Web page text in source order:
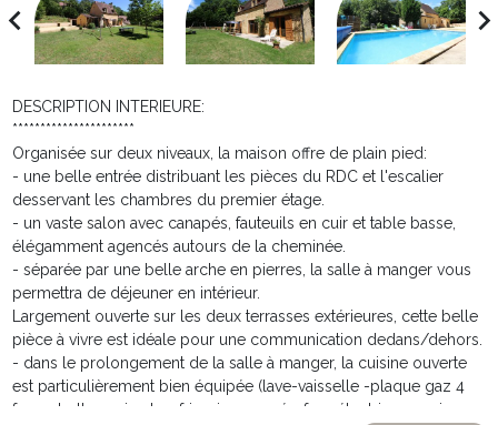
DESCRIPTION INTERIEURE:
**********************
Organisée sur deux niveaux, la maison offre de plain pied:
- une belle entrée distribuant les pièces du RDC et l'escalier
desservant les chambres du premier étage.
- un vaste salon avec canapés, fauteuils en cuir et table basse,
élégamment agencés autours de la cheminée.
- séparée par une belle arche en pierres, la salle à manger vous
permettra de déjeuner en intérieur.
Largement ouverte sur les deux terrasses extérieures, cette belle
pièce à vivre est idéale pour une communication dedans/dehors.
- dans le prolongement de la salle à manger, la cuisine ouverte
est particulièrement bien équipée (lave-vaisselle -plaque gaz 4
feux - hotte aspirante - frigo incorporé - four électrique - micro-